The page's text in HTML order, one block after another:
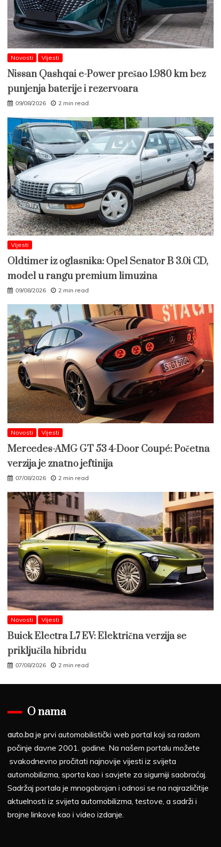
Novosti Vijesti
Nissan Qashqai e-Power prešao 1.980 km bez
punjenja baterije i rezervoara
09/08/2026 2 min read
Vijesti
Oldtimer iz oglasnika: Opel Senator B 3.0i CD,
model u rangu premium limuzina
09/08/2026 2 min read
Novosti Vijesti
Mercedes-AMG GT 53 4-Door Coupé: Početna
verzija je znatno jeftinija
07/08/2026 2 min read
Novosti Vijesti
Buick Electra L7 EV: Električna verzija se
priključila hibridu
07/08/2026 2 min read
O nama
auto.ba je prvi automobilistički web portal koji sa radom
počinje davne 2001. godine. Na našem portalu možete
svakodnevno pročitati najnovije vijesti iz svijeta
automobilizma, sporta kao i savjete za sigurniji saobraćaj.
Sadržaj portala je mnogobrojan i odnosi se na najrazličitije
aktuelnosti iz svijeta automobilizma, testove, a sadrži i
brojne linkove kao i video izdanje.